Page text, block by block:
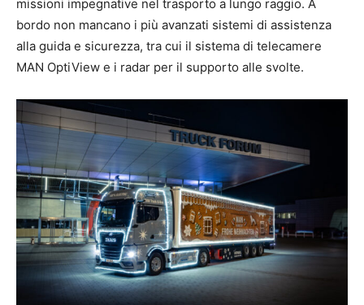
missioni impegnative nel trasporto a lungo raggio. A
bordo non mancano i più avanzati sistemi di assistenza
alla guida e sicurezza, tra cui il sistema di telecamere
MAN OptiView e i radar per il supporto alle svolte.